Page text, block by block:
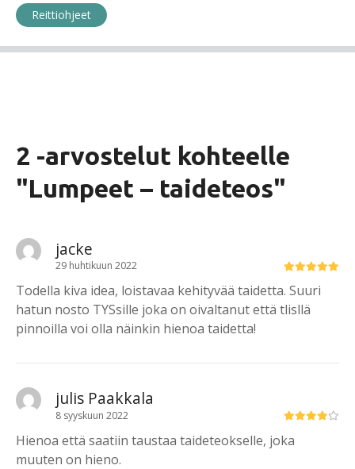
Reittiohjeet
2 -arvostelut kohteelle
"Lumpeet – taideteos"
jacke
29 huhtikuun 2022
Todella kiva idea, loistavaa kehityvää taidetta. Suuri
hatun nosto TYSsille joka on oivaltanut että tlisllä
pinnoilla voi olla näinkin hienoa taidetta!
julis Paakkala
8 syyskuun 2022
Hienoa että saatiin taustaa taideteokselle, joka
muuten on hieno.